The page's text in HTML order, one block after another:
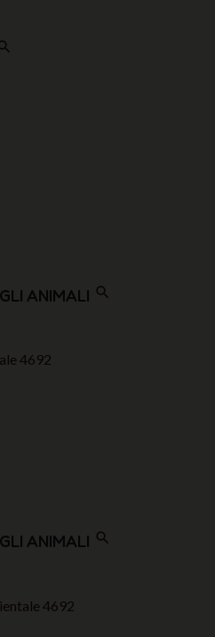
ANIMALI search
4692
ANIMALI search
4692